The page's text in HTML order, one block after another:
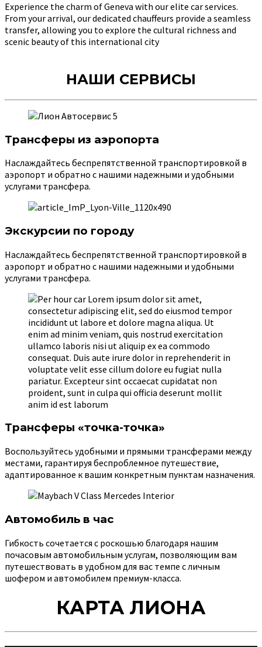
Experience the charm of Geneva with our elite car services.
From your arrival, our dedicated chauffeurs provide a seamless
transfer, allowing you to explore the cultural richness and
scenic beauty of this international city
НАШИ СЕРВИСЫ
Трансферы из аэропорта
Наслаждайтесь беспрепятственной транспортировкой в
аэропорт и обратно с нашими надежными и удобными
услугами трансфера.
Экскурсии по городу
Наслаждайтесь беспрепятственной транспортировкой в
аэропорт и обратно с нашими надежными и удобными
услугами трансфера.
Трансферы «точка-точка»
Воспользуйтесь удобными и прямыми трансферами между
местами, гарантируя беспроблемное путешествие,
адаптированное к вашим конкретным пунктам назначения.
Автомобиль в час
Гибкость сочетается с роскошью благодаря нашим
почасовым автомобильным услугам, позволяющим вам
путешествовать в удобном для вас темпе с личным
шофером и автомобилем премиум-класса.
КАРТА ЛИОНА